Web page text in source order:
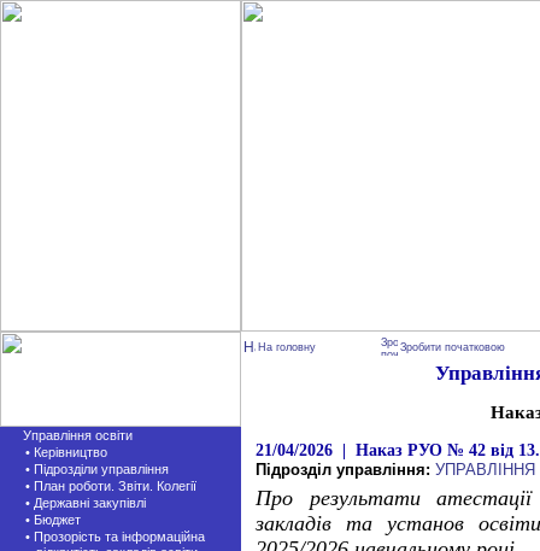
Управління освіти
• Керівництво
• Підрозділи управління
• План роботи. Звіти. Колегії
• Державні закупівлі
• Бюджет
• Прозорість та інформаційна
На головну Зробити початковою
21/04/2026 | Наказ РУО № 42 від
Підрозділ управління: УПРАВЛІННЯ
Про результати атестації
закладів та установ